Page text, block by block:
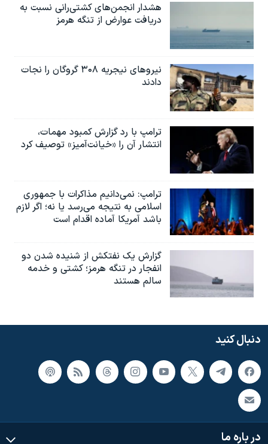
هشدار انجمن‌های کشتی‌رانی نسبت به
دریافت عوارض از تنگه هرمز
نیروهای نیجریه‌ ۳۰۸ گروگان را نجات
دادند
ترامپ با رد گزارش کمبود مهمات،
انتشار آن را «خیانت‌آمیز» توصیف کرد
ترامپ: نمی‌دانیم مذاکرات با جمهوری
اسلامی به نتیجه می‌رسد یا نه؛ اگر لازم
باشد آمریکا آماده اقدام است
گزارش یک نفتکش از شنیده شدن دو
انفجار در تنگه هرمز؛ کشتی و خدمه
سالم هستند
دنبال کنید
در باره ما